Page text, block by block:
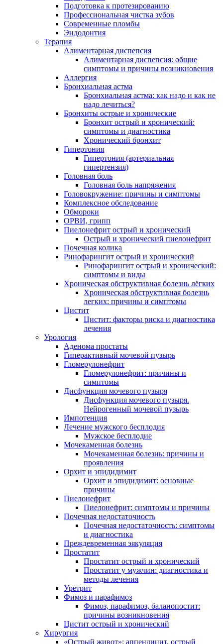
Подготовка к протезированию
Профессиональная чистка зубов
Современные пломбы
Эндодонтия
Терапия
Алиментарная диспепсия
Алиментарная диспепсия: общие
симптомы и причины возникновения
Аллергия
Бронхиальная астма
Бронхиальная астма: как надо и как не
надо лечиться?
Бронхиты острые и хронические
Бронхит острый и хронический:
симптомы и диагностика
Хронический бронхит
Гипертония
Гипертония (артериальная
гипертензия)
Головная боль
Головная боль напряжения
Головокружение: причины и симптомы
Комплексное обследование
Обмороки
ОРВИ, грипп
Пиелонефрит острый и хронический
Острый и хронический пиелонефрит
Почечная колика
Ринофарингит острый и хронический
Ринофарингит острый и хронический:
симптомы и виды
Хроническая обструктивная болезнь лёгких
Хроническая обструктивная болезнь
легких: причины и симптомы
Цистит
Цистит: факторы риска и диагностика
лечения
Урология
Аденома простаты
Гиперактивный мочевой пузырь
Гломерулонефрит
Гломерулонефрит: причины и
симптомы
Дисфункция мочевого пузыря
Дисфункция мочевого пузыря.
Нейрогенный мочевой пузырь
Импотенция
Лечение мужского бесплодия
Мужское бесплодие
Мочекаменная болезнь
Мочекаменная болезнь: причины и
проявления
Орхит и эпидидимит
Орхит и эпидидимит: основные
причины
Пиелонефрит
Пиелонефрит: симптомы и причины
Почечная недостаточность
Почечная недостаточность: симптомы
и диагностика
Преждевременная эякуляция
Простатит
Простатит острый и хронический
Простатит у мужчин: диагностика и
методы лечения
Уретрит
Фимоз и парафимоз
Фимоз, парафимоз, баланопостит:
причины возникновения
Цистит острый и хронический
Хирургия
«Острый живот»: аппендицит, острый